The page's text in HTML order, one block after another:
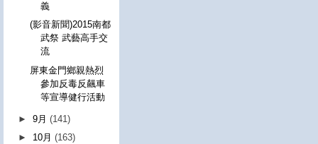
義
(影音新聞)2015南都
武祭 武藝高手交
流
屏東金門鄉親熱烈
參加反毒反飆車
等宣導健行活動
►9月(141)
► 10月(163)